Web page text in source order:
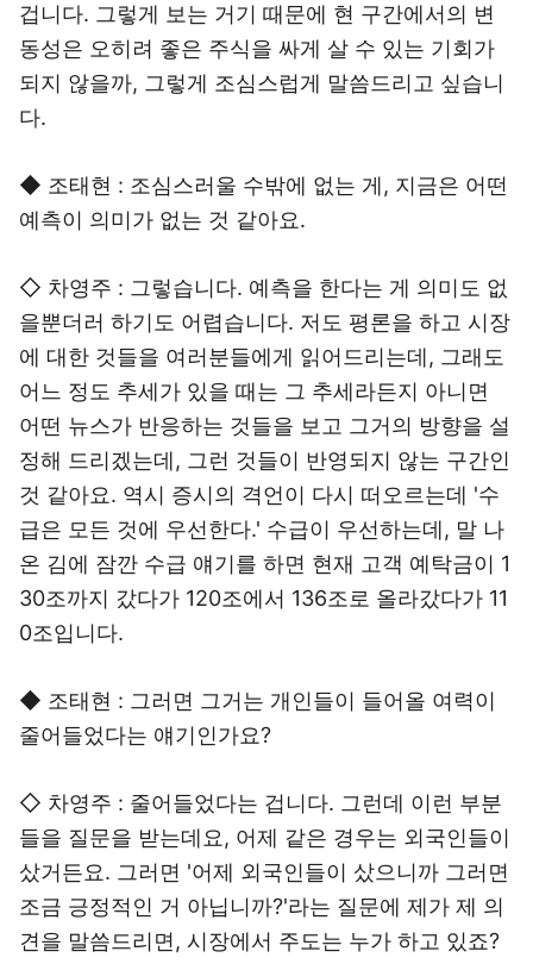
겁니다. 그렇게 보는 거기 때문에 현 구간에서의 변
동성은 오히려 좋은 주식을 싸게 살 수 있는 기회가
되지 않을까, 그렇게 조심스럽게 말씀드리고 싶습니
다.
◆ 조태현 : 조심스러울 수밖에 없는 게, 지금은 어떤
예측이 의미가 없는 것 같아요.
◇ 차영주 : 그렇습니다. 예측을 한다는 게 의미도 없
을뿐더러 하기도 어렵습니다. 저도 평론을 하고 시장
에 대한 것들을 여러분들에게 읽어드리는데, 그래도
어느 정도 추세가 있을 때는 그 추세라든지 아니면
어떤 뉴스가 반응하는 것들을 보고 그거의 방향을 설
정해 드리겠는데, 그런 것들이 반영되지 않는 구간인
것 같아요. 역시 증시의 격언이 다시 떠오르는데 '수
급은 모든 것에 우선한다.' 수급이 우선하는데, 말 나
온 김에 잠깐 수급 얘기를 하면 현재 고객 예탁금이 1
30조까지 갔다가 120조에서 136조로 올라갔다가 11
0조입니다.
◆ 조태현 : 그러면 그거는 개인들이 들어올 여력이
줄어들었다는 얘기인가요?
◇ 차영주 : 줄어들었다는 겁니다. 그런데 이런 부분
들을 질문을 받는데요, 어제 같은 경우는 외국인들이
샀거든요. 그러면 '어제 외국인들이 샀으니까 그러면
조금 긍정적인 거 아닙니까?'라는 질문에 제가 제 의
견을 말씀드리면, 시장에서 주도는 누가 하고 있죠?